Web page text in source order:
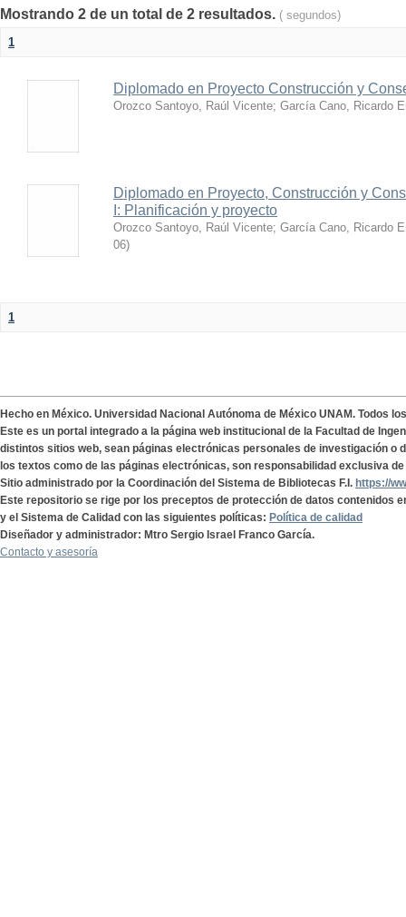
Mostrando 2 de un total de 2 resultados. ( segundos)
1
Diplomado en Proyecto Construcción y
Orozco Santoyo, Raúl Vicente; García Cano, Ricardo
Diplomado en Proyecto, Construcción y
I: Planificación y proyecto
Orozco Santoyo, Raúl Vicente; García Cano, Ricardo
06)
1
Hecho en México. Universidad Nacional Autónoma de México UNAM. Todos
Este es un portal integrado a la página web institucional de la Facultad de
distintos sitios web, sean páginas electrónicas personales de investigación o
los textos como de las páginas electrónicas, son responsabilidad exclusiva
Sitio administrado por la Coordinación del Sistema de Bibliotecas F.I. https://
Este repositorio se rige por los preceptos de protección de datos contenidos
y el Sistema de Calidad con las siguientes políticas: Política de calidad
Diseñador y administrador: Mtro Sergio Israel Franco García.
Contacto y asesoría